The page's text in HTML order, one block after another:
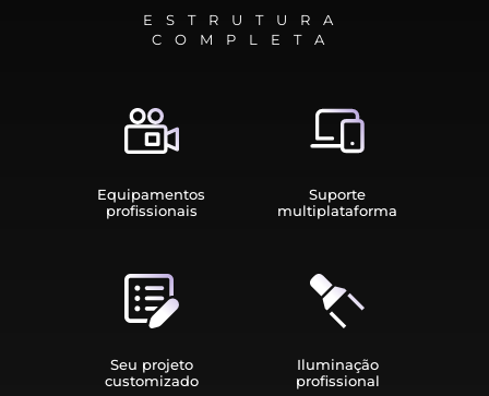
ESTRUTURA
COMPLETA
Equipamen­tos
profissionais
Suporte
multiplata­forma
Seu projeto
customizado
Iluminação
profissional